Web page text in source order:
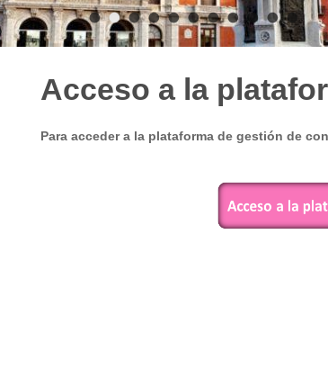
Acceso a la
Para acceder a la plataforma de gestión de